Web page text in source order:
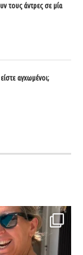
τους άντρες σε μία
αγχωμένοι;